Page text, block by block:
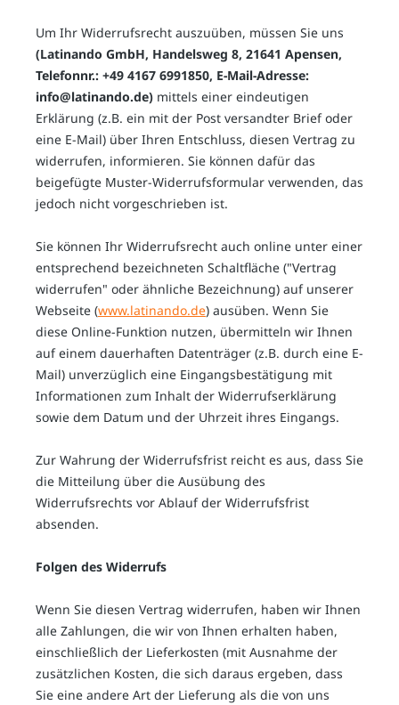
Um Ihr Widerrufsrecht auszuüben, müssen Sie uns
(Latinando GmbH, Handelsweg 8, 21641 Apensen,
Telefonnr.: +49 4167 6991850, E-Mail-Adresse:
info@latinando.de) mittels einer eindeutigen
Erklärung (z.B. ein mit der Post versandter Brief oder
eine E-Mail) über Ihren Entschluss, diesen Vertrag zu
widerrufen, informieren. Sie können dafür das
beigefügte Muster-Widerrufsformular verwenden, das
jedoch nicht vorgeschrieben ist.
Sie können Ihr Widerrufsrecht auch online unter einer
entsprechend bezeichneten Schaltfläche ("Vertrag
widerrufen" oder ähnliche Bezeichnung) auf unserer
Webseite (www.latinando.de) ausüben. Wenn Sie
diese Online-Funktion nutzen, übermitteln wir Ihnen
auf einem dauerhaften Datenträger (z.B. durch eine E-
Mail) unverzüglich eine Eingangsbestätigung mit
Informationen zum Inhalt der Widerrufserklärung
sowie dem Datum und der Uhrzeit ihres Eingangs.
Zur Wahrung der Widerrufsfrist reicht es aus, dass Sie
die Mitteilung über die Ausübung des
Widerrufsrechts vor Ablauf der Widerrufsfrist
absenden.
Folgen des Widerrufs
Wenn Sie diesen Vertrag widerrufen, haben wir Ihnen
alle Zahlungen, die wir von Ihnen erhalten haben,
einschließlich der Lieferkosten (mit Ausnahme der
zusätzlichen Kosten, die sich daraus ergeben, dass
Sie eine andere Art der Lieferung als die von uns